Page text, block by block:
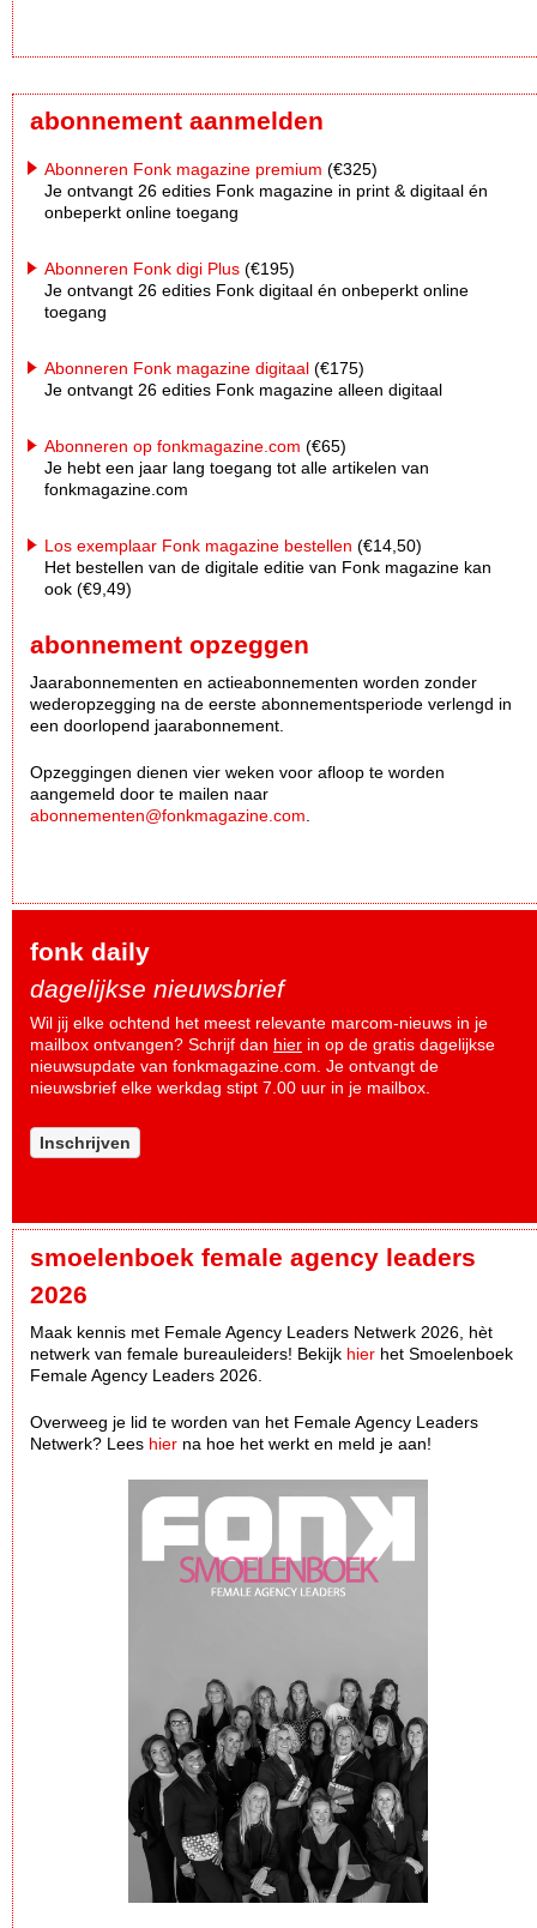
abonnement aanmelden
Abonneren Fonk magazine premium (€325)
Je ontvangt 26 edities Fonk magazine in print & digitaal én
onbeperkt online toegang
Abonneren Fonk digi Plus (€195)
Je ontvangt 26 edities Fonk digitaal én onbeperkt online
toegang
Abonneren Fonk magazine digitaal (€175)
Je ontvangt 26 edities Fonk magazine alleen digitaal
Abonneren op fonkmagazine.com (€65)
Je hebt een jaar lang toegang tot alle artikelen van
fonkmagazine.com
Los exemplaar Fonk magazine bestellen (€14,50)
Het bestellen van de digitale editie van Fonk magazine kan
ook (€9,49)
abonnement opzeggen
Jaarabonnementen en actieabonnementen worden zonder
wederopzegging na de eerste abonnementsperiode verlengd in
een doorlopend jaarabonnement.
Opzeggingen dienen vier weken voor afloop te worden
aangemeld door te mailen naar
abonnementen@fonkmagazine.com.
fonk daily
dagelijkse nieuwsbrief
Wil jij elke ochtend het meest relevante marcom-nieuws in je
mailbox ontvangen? Schrijf dan hier in op de gratis dagelijkse
nieuwsupdate van fonkmagazine.com. Je ontvangt de
nieuwsbrief elke werkdag stipt 7.00 uur in je mailbox.
Inschrijven
smoelenboek female agency leaders
2026
Maak kennis met Female Agency Leaders Netwerk 2026, hèt
netwerk van female bureauleiders! Bekijk hier het Smoelenboek
Female Agency Leaders 2026.
Overweeg je lid te worden van het Female Agency Leaders
Netwerk? Lees hier na hoe het werkt en meld je aan!